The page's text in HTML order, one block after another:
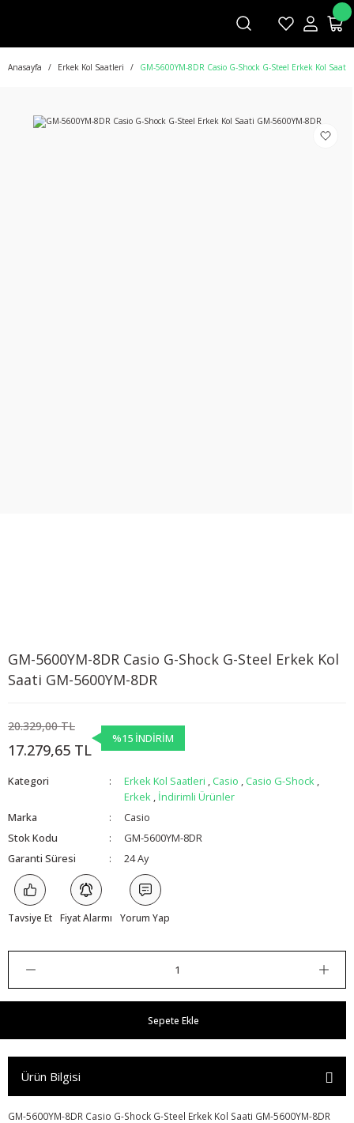
Anasayfa Erkek Kol Saatleri GM-5600YM-8DR Casio G-Shock G-Steel Erkek Kol Saati
GM-5600YM-8DR Casio G-Shock G-Steel Erkek Kol
Saati GM-5600YM-8DR
20.329,00 TL
17.279,65 TL
%15 İNDİRİM
Kategori Erkek Kol Saatleri , Casio , Casio G-Shock ,
Erkek , İndirimli Ürünler
Marka
Casio
Stok Kodu
GM-5600YM-8DR
Garanti Süresi
24 Ay
Tavsiye Et Fiyat Alarmı Yorum Yap
Sepete Ekle
Ürün Bilgisi
GM-5600YM-8DR Casio G-Shock G-Steel Erkek Kol Saati GM-5600YM-8DR